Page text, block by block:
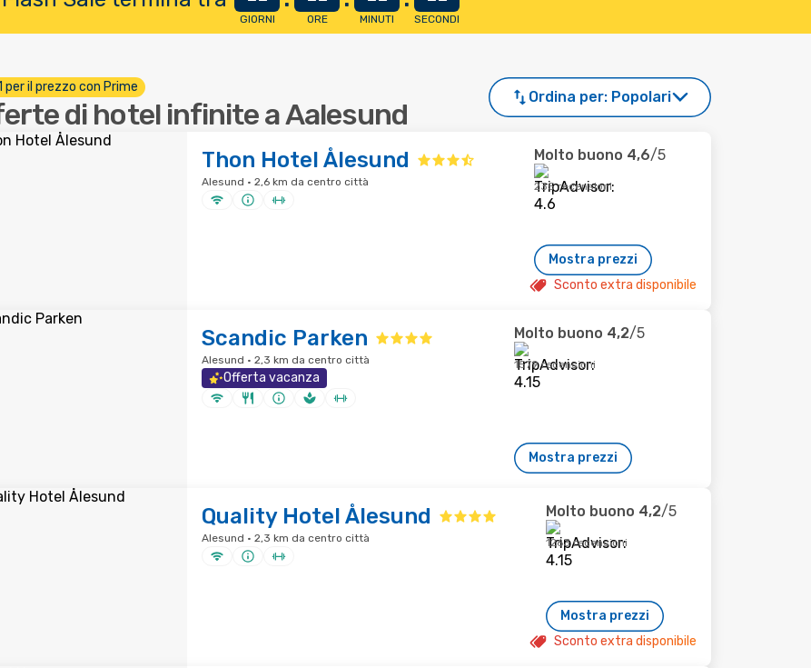
GIORNI ORE MINUTI SECONDI
per il prezzo con Prime
di hotel infinite a Aalesund
Ordina per: Popolari
Thon Hotel Ålesund
Alesund · 2,6 km da centro città
Molto buono 4,6/5
235 recensioni
Mostra prezzi
Sconto extra disponibile
Scandic Parken
Alesund · 2,3 km da centro città
Offerta vacanza
Molto buono 4,2/5
1579 recensioni
Mostra prezzi
Quality Hotel Ålesund
Alesund · 2,3 km da centro città
Molto buono 4,2/5
1263 recensioni
Mostra prezzi
Sconto extra disponibile